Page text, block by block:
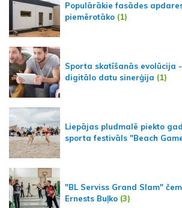
Populārākie fasādes
piemērotāko (1)
Sporta skatīšanās evolūcija
digitālo datu sinerģija (1)
Liepājas pludmalē piekto
sporta festivāls "Beach
"BL Serviss Grand Slam"
Ernests Buļko (3)